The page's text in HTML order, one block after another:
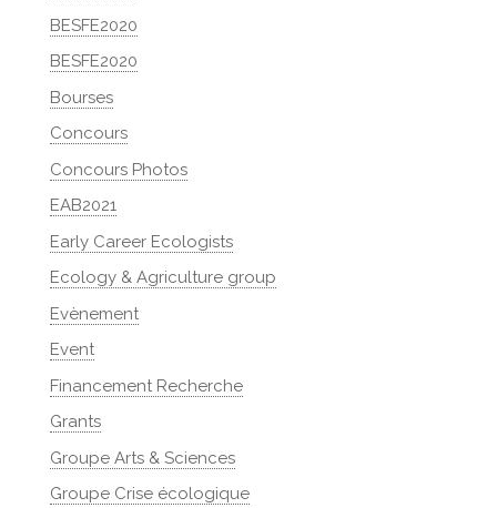
BESFE2020
BESFE2020
Bourses
Concours
Concours Photos
EAB2021
Early Career Ecologists
Ecology & Agriculture group
Evènement
Event
Financement Recherche
Grants
Groupe Arts & Sciences
Groupe Crise écologique